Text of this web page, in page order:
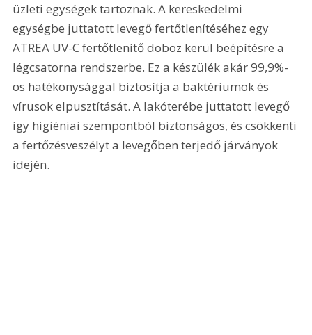
üzleti egységek tartoznak. A kereskedelmi
egységbe juttatott levegő fertőtlenítéséhez egy
ATREA UV-C fertőtlenítő doboz kerül beépítésre a
légcsatorna rendszerbe. Ez a készülék akár 99,9%-
os hatékonysággal biztosítja a baktériumok és
vírusok elpusztítását. A lakóterébe juttatott levegő
így higiéniai szempontból biztonságos, és csökkenti
a fertőzésveszélyt a levegőben terjedő járványok
idején.